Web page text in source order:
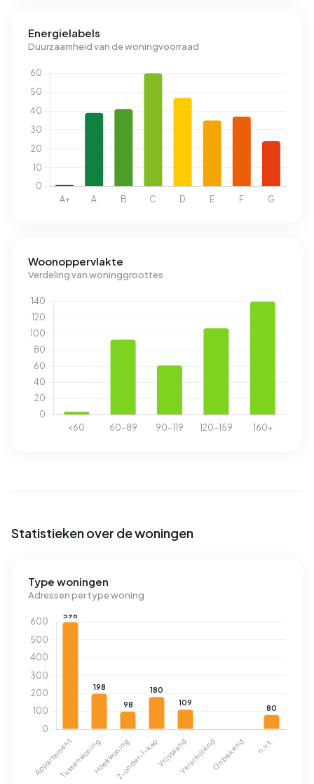
Energielabels
Duurzaamheid van de woningvoorraad
Woonoppervlakte
Verdeling van woninggroottes
Statistieken over de woningen
Type woningen
Adressen per type woning